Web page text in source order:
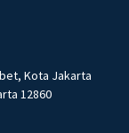
Kota Jakarta
12860